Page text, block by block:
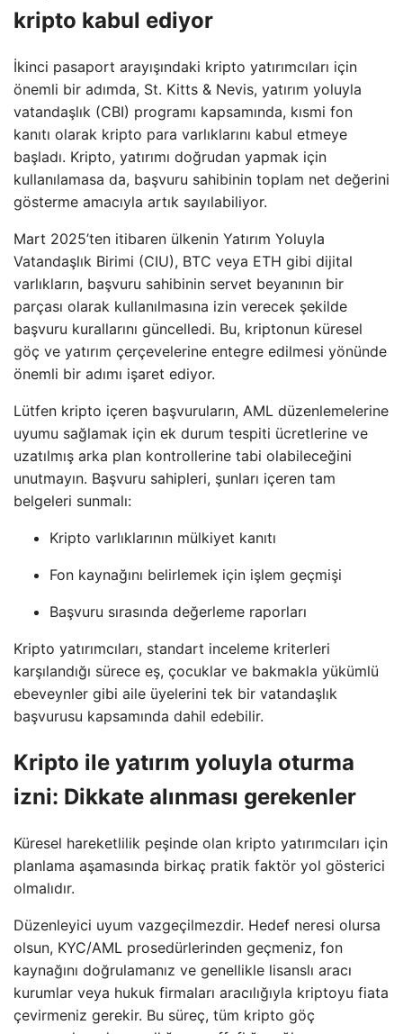
kripto kabul ediyor
İkinci pasaport arayışındaki kripto yatırımcıları için
önemli bir adımda, St. Kitts & Nevis, yatırım yoluyla
vatandaşlık (CBI) programı kapsamında, kısmi fon
kanıtı olarak kripto para varlıklarını kabul etmeye
başladı. Kripto, yatırımı doğrudan yapmak için
kullanılamasa da, başvuru sahibinin toplam net değerini
gösterme amacıyla artık sayılabiliyor.
Mart 2025’ten itibaren ülkenin Yatırım Yoluyla
Vatandaşlık Birimi (CIU), BTC veya ETH gibi dijital
varlıkların, başvuru sahibinin servet beyanının bir
parçası olarak kullanılmasına izin verecek şekilde
başvuru kurallarını güncelledi. Bu, kriptonun küresel
göç ve yatırım çerçevelerine entegre edilmesi yönünde
önemli bir adımı işaret ediyor.
Lütfen kripto içeren başvuruların, AML düzenlemelerine
uyumu sağlamak için ek durum tespiti ücretlerine ve
uzatılmış arka plan kontrollerine tabi olabileceğini
unutmayın. Başvuru sahipleri, şunları içeren tam
belgeleri sunmalı:
Kripto varlıklarının mülkiyet kanıtı
Fon kaynağını belirlemek için işlem geçmişi
Başvuru sırasında değerleme raporları
Kripto yatırımcıları, standart inceleme kriterleri
karşılandığı sürece eş, çocuklar ve bakmakla yükümlü
ebeveynler gibi aile üyelerini tek bir vatandaşlık
başvurusu kapsamında dahil edebilir.
Kripto ile yatırım yoluyla oturma
izni: Dikkate alınması gerekenler
Küresel hareketlilik peşinde olan kripto yatırımcıları için
planlama aşamasında birkaç pratik faktör yol gösterici
olmalıdır.
Düzenleyici uyum vazgeçilmezdir. Hedef neresi olursa
olsun, KYC/AML prosedürlerinden geçmeniz, fon
kaynağını doğrulamanız ve genellikle lisanslı aracı
kurumlar veya hukuk firmaları aracılığıyla kriptoyu fiata
çevirmeniz gerekir. Bu süreç, tüm kripto göç